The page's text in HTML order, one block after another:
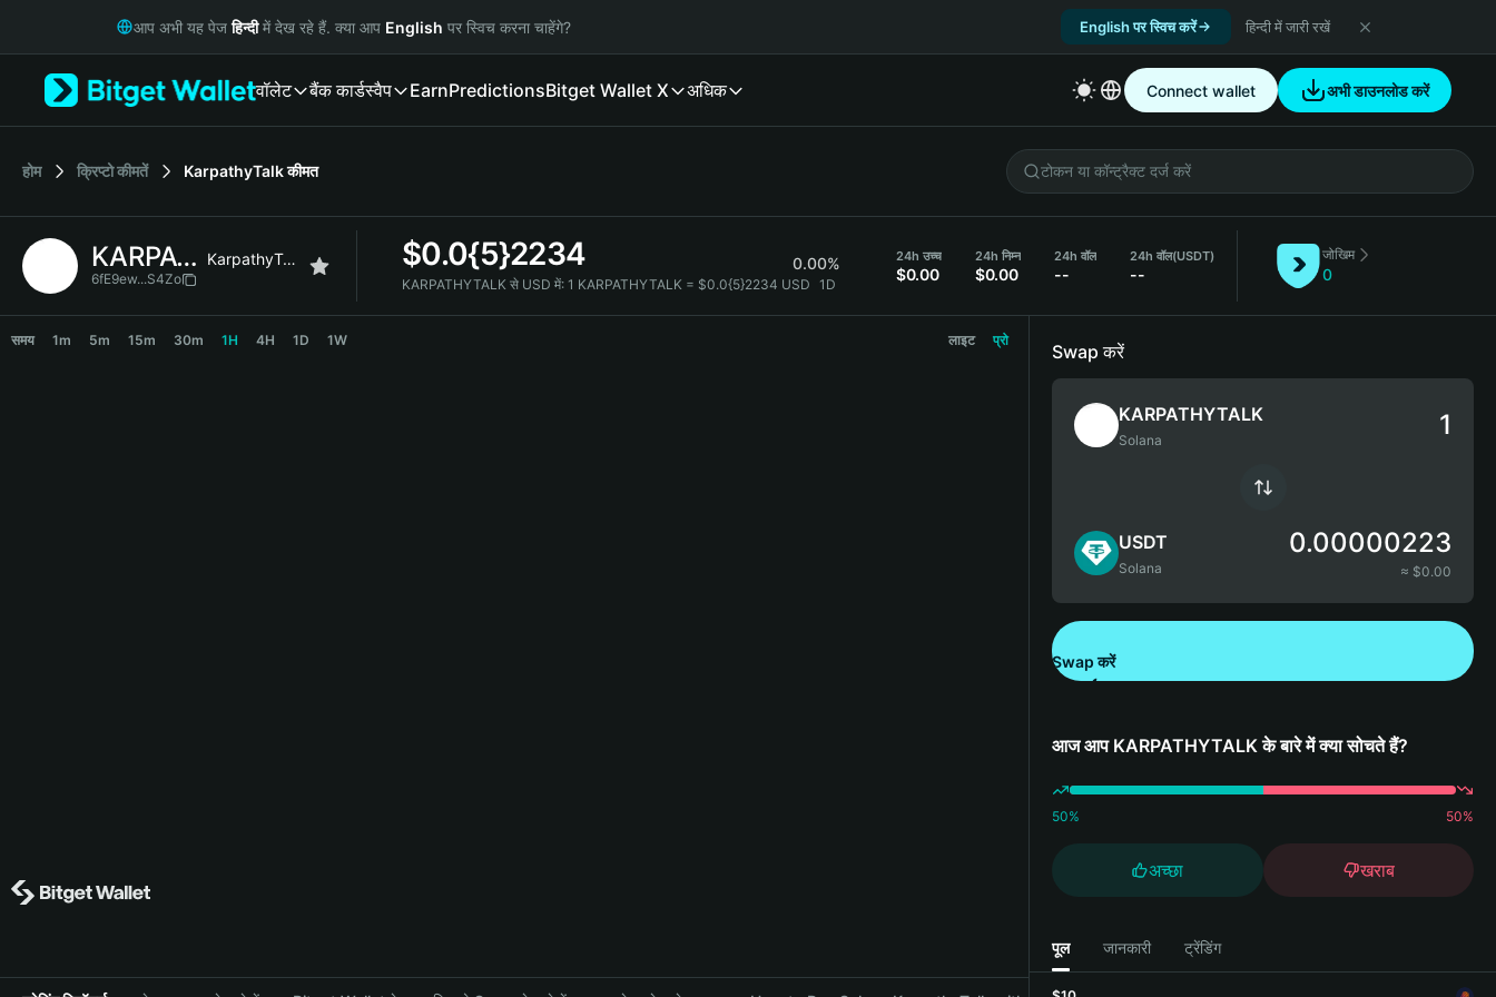
Русский
Italiano
简体中文
繁體中文
Bahasa Indonesia
आप अभी यह पेजहिन्दीमें देख रहे हैं. क्या आप English पर स्विच करना चाहेंगे? English पर स्विच करें हिन्दी में जारी रखें
वॉलेट बैंक कार्डस्वैप EarnPredictionsBitget Wallet X अधिक Connect wallet अभी डाउनलोड करें
होम क्रिप्टो कीमतें KarpathyTalkकीमत
KARPATHYTALK KarpathyTalk
6fE9ew...S4Zo
$0.0{5}2234 0.00%
KARPATHYTALK से USD में: 1 KARPATHYTALK = $0.0{5}2234 USD 1D
24h उच्च
$0.00
24h निम्न
$0.00
24h वॉल
--
24h वॉल(USDT)
--
जोखिम
0
समय 1m 5m 15m 30m 1H 4H 1D 1W लाइट प्रो
Swap करें
KARPATHYTALK
Solana
USDT
Solana
0.00000223
≈ $0.00
Swap करें
आज आप KARPATHYTALK के बारे में क्या सोचते हैं?
50% 50%
अच्छा खराब
पूल जानकारी ट्रेंडिंग